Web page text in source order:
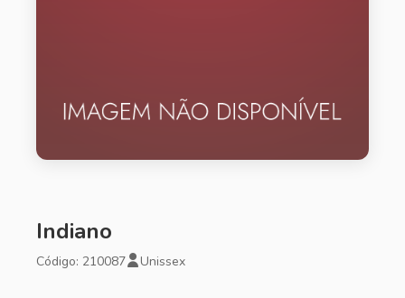
Indiano
Código: 210087 Unissex